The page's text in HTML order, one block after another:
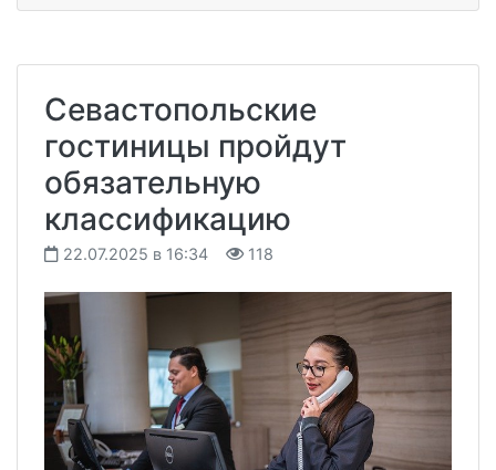
Севастопольские
гостиницы пройдут
обязательную
классификацию
22.07.2025 в 16:34 118